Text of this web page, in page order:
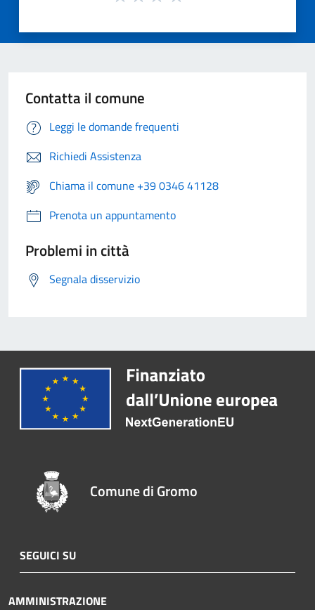
Contatta il comune
Leggi le domande frequenti
Richiedi Assistenza
Chiama il comune +39 0346 41128
Prenota un appuntamento
Problemi in città
Segnala disservizio
Comune di Gromo
SEGUICI SU
AMMINISTRAZIONE